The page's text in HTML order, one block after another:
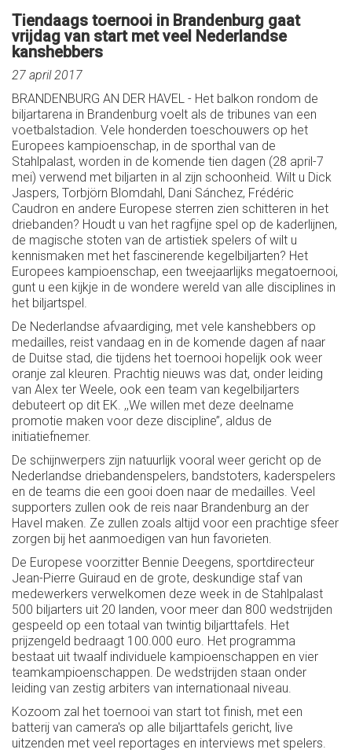
Tiendaags toernooi in Brandenburg gaat
vrijdag van start met veel Nederlandse
kanshebbers
27 april 2017
BRANDENBURG AN DER HAVEL - Het balkon rondom de
biljartarena in Brandenburg voelt als de tribunes van een
voetbalstadion. Vele honderden toeschouwers op het
Europees kampioenschap, in de sporthal van de
Stahlpalast, worden in de komende tien dagen (28 april-7
mei) verwend met biljarten in al zijn schoonheid. Wilt u Dick
Jaspers, Torbjörn Blomdahl, Dani Sánchez, Frédéric
Caudron en andere Europese sterren zien schitteren in het
driebanden? Houdt u van het ragfijne spel op de kaderlijnen,
de magische stoten van de artistiek spelers of wilt u
kennismaken met het fascinerende kegelbiljarten? Het
Europees kampioenschap, een tweejaarlijks megatoernooi,
gunt u een kijkje in de wondere wereld van alle disciplines in
het biljartspel.
De Nederlandse afvaardiging, met vele kanshebbers op
medailles, reist vandaag en in de komende dagen af naar
de Duitse stad, die tijdens het toernooi hopelijk ook weer
oranje zal kleuren. Prachtig nieuws was dat, onder leiding
van Alex ter Weele, ook een team van kegelbiljarters
debuteert op dit EK. ,,We willen met deze deelname
promotie maken voor deze discipline’’, aldus de
initiatiefnemer.
De schijnwerpers zijn natuurlijk vooral weer gericht op de
Nederlandse driebandenspelers, bandstoters, kaderspelers
en de teams die een gooi doen naar de medailles. Veel
supporters zullen ook de reis naar Brandenburg an der
Havel maken. Ze zullen zoals altijd voor een prachtige sfeer
zorgen bij het aanmoedigen van hun favorieten.
De Europese voorzitter Bennie Deegens, sportdirecteur
Jean-Pierre Guiraud en de grote, deskundige staf van
medewerkers verwelkomen deze week in de Stahlpalast
500 biljarters uit 20 landen, voor meer dan 800 wedstrijden
gespeeld op een totaal van twintig biljarttafels. Het
prijzengeld bedraagt 100.000 euro. Het programma
bestaat uit twaalf individuele kampioenschappen en vier
teamkampioenschappen. De wedstrijden staan onder
leiding van zestig arbiters van internationaal niveau.
Kozoom zal het toernooi van start tot finish, met een
batterij van camera's op alle biljarttafels gericht, live
uitzenden met veel reportages en interviews met spelers.